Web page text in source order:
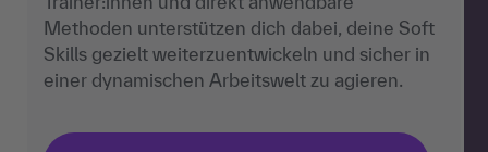
Methoden unterstützen dich dabei, deine Soft
Skills gezielt weiterzuentwickeln und sicher in
einer dynamischen Arbeitswelt zu agieren.